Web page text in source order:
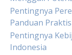
Pentingnya
Panduan
Pentingnya
Indonesia